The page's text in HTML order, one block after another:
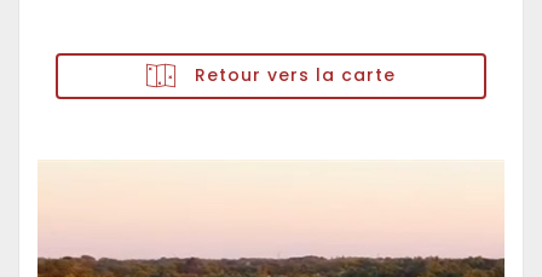
Retour vers la carte